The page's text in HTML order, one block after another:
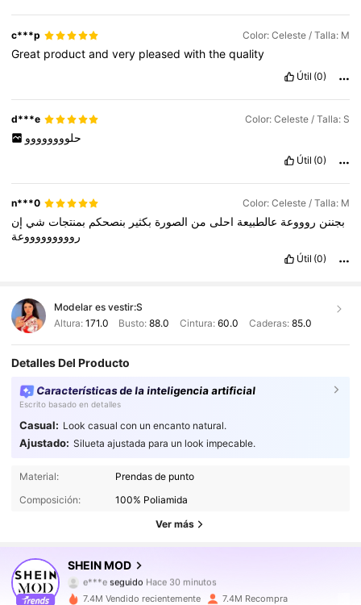
c***p Color: Celeste / Talla: M
Great productandvery pleasedwiththequality
Útil (0)
d***e Color: Celeste / Talla: S
حلوووووووو
Útil (0)
n***0 Color: Celeste / Talla: M
بجننن روووعة عالطبيعة احلى من الصورة بكثير بنصحكم بمنتجات شي إن
روووووووووعة
Útil (0)
Modelar es vestir:S
Altura: 171.0 Busto:88.0 Cintura: 60.0 Caderas: 85.0
Detalles Del Producto
Características de la inteligencia artificial
Escrito basado en detalles
Casual: Look casual con un encanto natural.
Ajustado: Silueta ajustada para un look impecable.
Material:
Prendas de punto
Composición:
100% Poliamida
Ver más
SHEIN MOD
3.3M Seguidores
e***eseguido Hace 30 minutos
4.91
3.3M Seguidores
7.4M Vendido recientemente 7.4M Recompra